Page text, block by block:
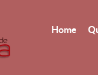
Home